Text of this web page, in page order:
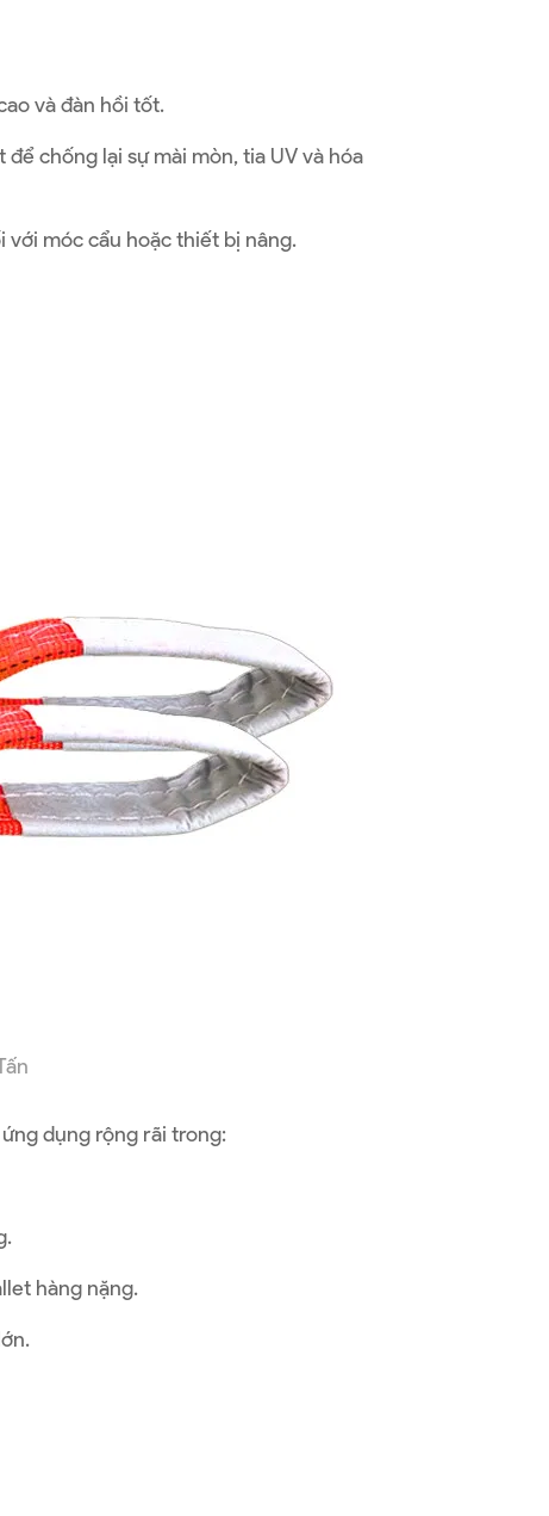
và đàn hồi tốt.
chống lại sự mài mòn, tia UV và hóa
với móc cẩu hoặc thiết bị nâng.
dụng rộng rãi trong:
hàng nặng.